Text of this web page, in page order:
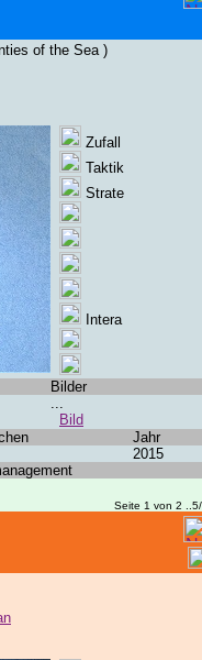
of the Sea )
Zufall
Taktik
Strate
Intera
Bilder
...
Bild
Jahr
2015
Seite 1 von 2